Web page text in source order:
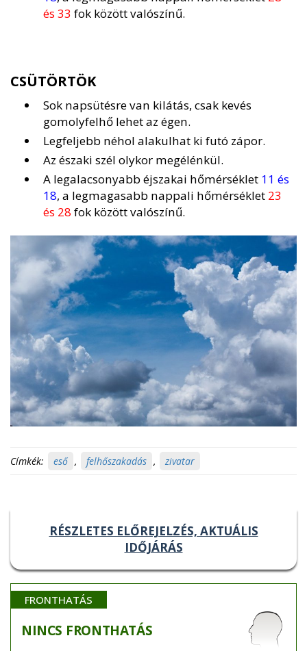
és 33 fok között valószínű.
CSÜTÖRTÖK
Sok napsütésre van kilátás, csak kevés
gomolyfelhő lehet az égen.
Legfeljebb néhol alakulhat ki futó zápor.
Az északi szél olykor megélénkül.
A legalacsonyabb éjszakai hőmérséklet 11 és
18, a legmagasabb nappali hőmérséklet 23
és 28 fok között valószínű.
Címkék: eső , felhőszakadás , zivatar
RÉSZLETES ELŐREJELZÉS, AKTUÁLIS
IDŐJÁRÁS
FRONTHATÁS
NINCS FRONTHATÁS